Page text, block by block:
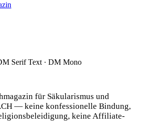
Serif Text · DM Mono
für Säkularismus und
— keine konfessionelle Bindung,
keine Affiliate-